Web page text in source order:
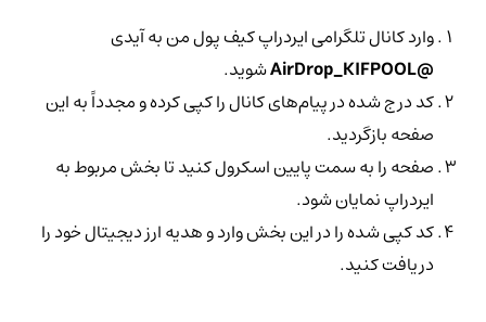
وارد کانال تلگرامی ایردراپ کیف پول من به آیدی
@AirDrop_KIFPOOL
شوید.
کد درج شده در پیام‌های کانال را کپی کرده و مجدداً به این
صفحه بازگردید.
صفحه را به سمت پایین اسکرول کنید تا بخش مربوط به
ایردراپ نمایان شود.
کد کپی شده را در این بخش وارد و هدیه ارز دیجیتال خود را
دریافت کنید.